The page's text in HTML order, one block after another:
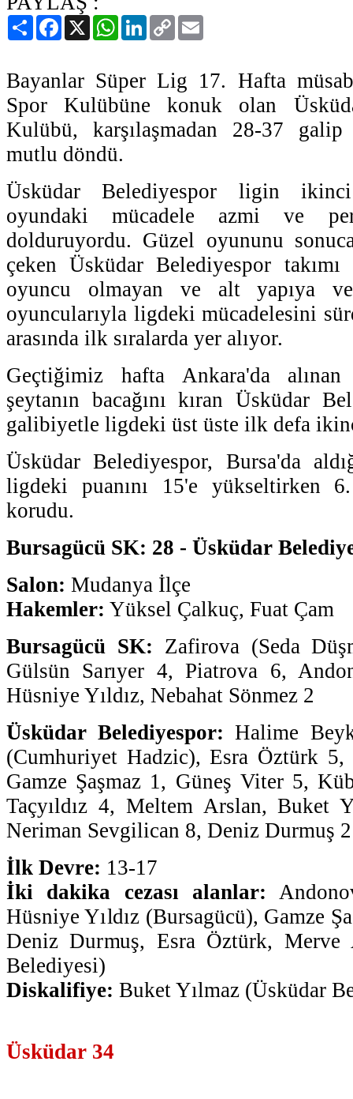
PaylaşFacebook
X WhatsAppLinkedIn
Copy
Link
Bayanlar Süper Lig 17. Hafta
Spor Kulübüne konuk olan
Kulübü, karşılaşmadan 28-37 galip
mutlu döndü.
Üsküdar Belediyespor ligin
oyundaki mücadele azmi ve
dolduruyordu. Güzel oyununu
çeken Üsküdar Belediyespor takımı
oyuncu olmayan ve alt yapıya
oyuncularıyla ligdeki mücadelesini
arasında ilk sıralarda yer alıyor.
Geçtiğimiz hafta Ankara'da
şeytanın bacağını kıran Üsküdar
galibiyetle ligdeki üst üste ilk defa
Üsküdar Belediyespor, Bursa'da
ligdeki puanını 15'e yükseltirken
korudu.
Bursagücü SK: 28 - Üsküdar
Salon: Mudanya İlçe
Hakemler: Yüksel Çalkuç, Fuat Çam
Bursagücü SK: Zafirova (Seda
Gülsün Sarıyer 4, Piatrova 6,
Hüsniye Yıldız, Nebahat Sönmez 2
Üsküdar Belediyespor: Halime
(Cumhuriyet Hadzic), Esra Öztürk 5,
Gamze Şaşmaz 1, Güneş Viter 5,
Taçyıldız 4, Meltem Arslan, Buket
Neriman Sevgilican 8, Deniz Durmuş 2
İlk Devre: 13-17
İki dakika cezası alanlar:
Hüsniye Yıldız (Bursagücü), Gamze
Deniz Durmuş, Esra Öztürk, Merve
Belediyesi)
Diskalifiye: Buket Yılmaz (Üsküdar
Üsküdar 34